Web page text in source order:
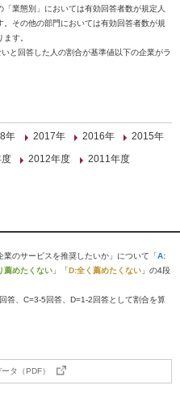
業態別」においては有効回答者数が規定人
その他の部門においては有効回答者数が規
す。
と回答した人の割合が基準値以下の企業がラ
年 2017年 2016年
2015年
2012年度
2011年度
のサービスを推奨したいか」について「A:
薦めたくない 」「D:全く薦めたくない 」の4段
答、C=3-5回答、D=1-2回答として割合を算
タ（PDF）